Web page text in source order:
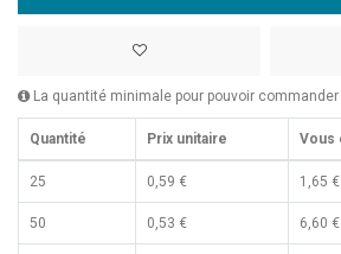
La quantité minimale pour pouvoir
Quantité Prix unitaire Vous
25 0,59 € 1,65 €
50 0,53 € 6,60 €